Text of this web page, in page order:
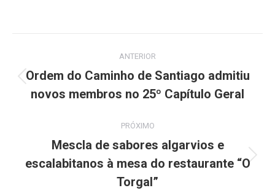
de
post:
ANTERIOR
Post
anterior:
Ordem do Caminho de Santiago admitiu
novos membros no 25º Capítulo Geral
PRÓXIMO
Próximo
post:
Mescla de sabores algarvios e
escalabitanos à mesa do restaurante “O
Torgal”